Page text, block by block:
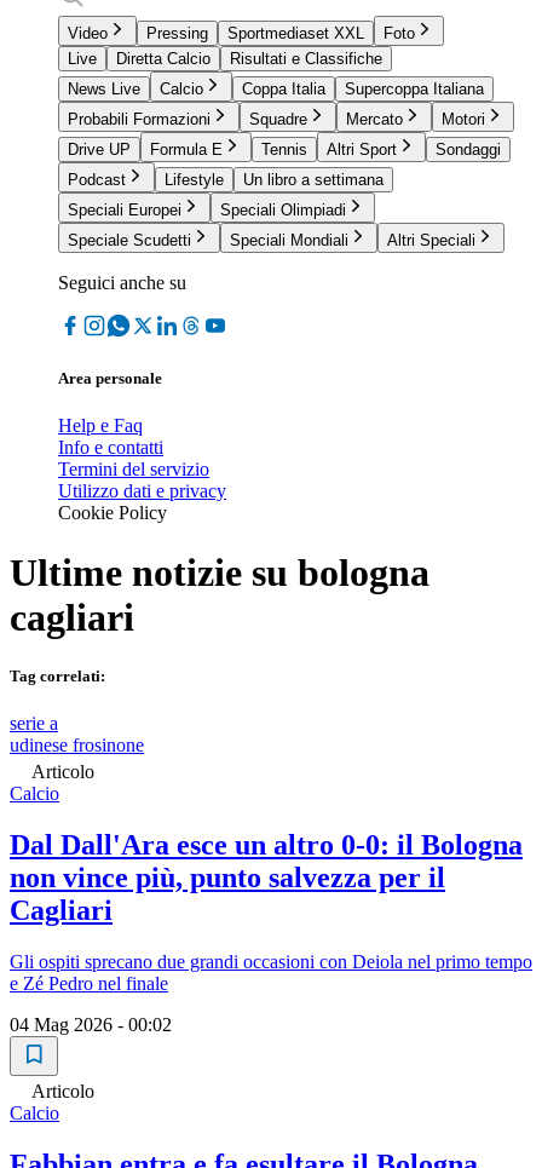
Video Pressing Sportmediaset XXL
Foto
Live
Diretta Calcio
Risultati e Classifiche
News Live
Calcio Coppa Italia
Supercoppa Italiana
Probabili Formazioni
Squadre Mercato
Motori
Drive UP
Formula E Tennis Altri Sport
Sondaggi
Podcast
Lifestyle
Un libro a settimana
Speciali Europei
Speciali Olimpiadi
Speciale Scudetti
Speciali Mondiali Altri Speciali
Seguici anche su
Area personale
Help e Faq
Info e contatti
Termini del servizio
Utilizzo dati e privacy
Cookie Policy
Ultime notizie su bologna
cagliari
Tag correlati:
serie a
udinese frosinone
Articolo
Calcio
Dal Dall'Ara esce un altro 0-0: il Bologna
non vince più, punto salvezza per il
Cagliari
Gli ospiti sprecano due grandi occasioni con Deiola nel primo tempo
e Zé Pedro nel finale
04 Mag 2026 - 00:02
Articolo
Calcio